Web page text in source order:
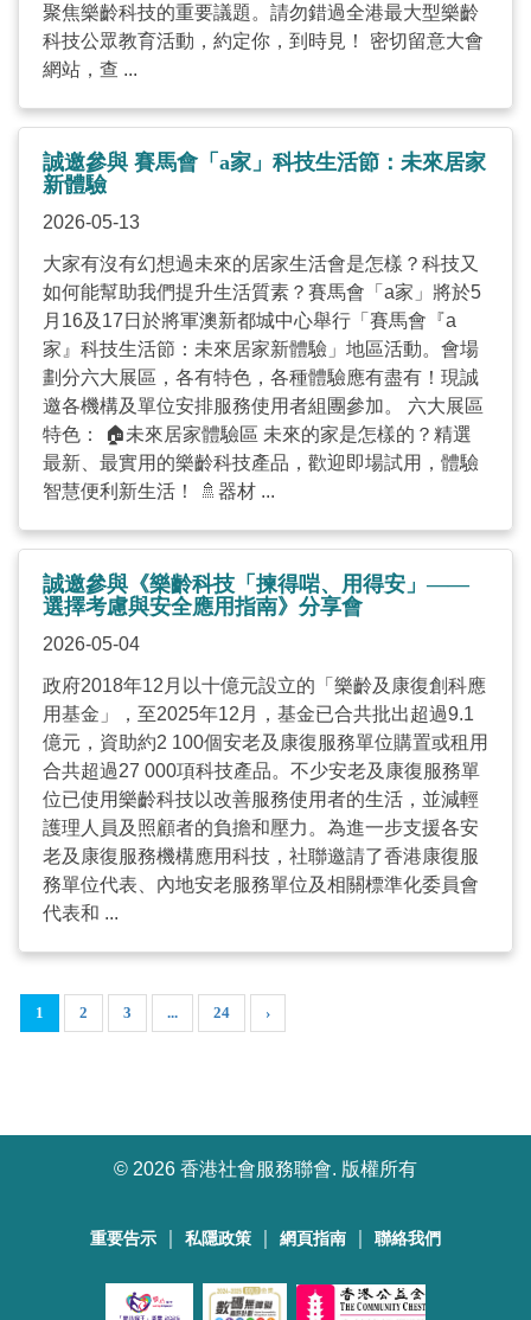
聚焦樂齡科技的重要議題。請勿錯過全港最大型樂齡
科技公眾教育活動，約定你，到時見！ 密切留意大會
網站，查 ...
誠邀參與 賽馬會「a家」科技生活節：未來居家
新體驗
2026-05-13
大家有沒有幻想過未來的居家生活會是怎樣？科技又
如何能幫助我們提升生活質素？賽馬會「a家」將於5
月16及17日於將軍澳新都城中心舉行「賽馬會『a
家』科技生活節：未來居家新體驗」地區活動。會場
劃分六大展區，各有特色，各種體驗應有盡有！現誠
邀各機構及單位安排服務使用者組團參加。 六大展區
特色： 🏠未來居家體驗區 未來的家是怎樣的？精選
最新、最實用的樂齡科技產品，歡迎即場試用，體驗
智慧便利新生活！ 🚿器材 ...
誠邀參與《樂齡科技「揀得啱、用得安」——
選擇考慮與安全應用指南》分享會
2026-05-04
政府2018年12月以十億元設立的「樂齡及康復創科應
用基金」，至2025年12月，基金已合共批出超過9.1
億元，資助約2 100個安老及康復服務單位購置或租用
合共超過27 000項科技產品。不少安老及康復服務單
位已使用樂齡科技以改善服務使用者的生活，並減輕
護理人員及照顧者的負擔和壓力。為進一步支援各安
老及康復服務機構應用科技，社聯邀請了香港康復服
務單位代表、內地安老服務單位及相關標準化委員會
代表和 ...
1 2 3 ... 24 ›
© 2026 香港社會服務聯會. 版權所有
重要告示 私隱政策 網頁指南 聯絡我們